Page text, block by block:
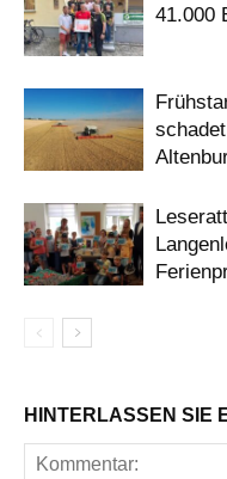
41.000
HINTERLASSEN SIE